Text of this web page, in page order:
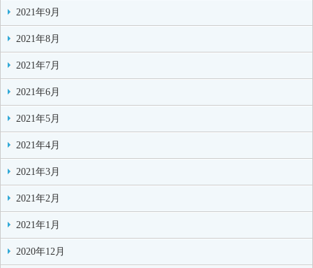
2021年9月
2021年8月
2021年7月
2021年6月
2021年5月
2021年4月
2021年3月
2021年2月
2021年1月
2020年12月